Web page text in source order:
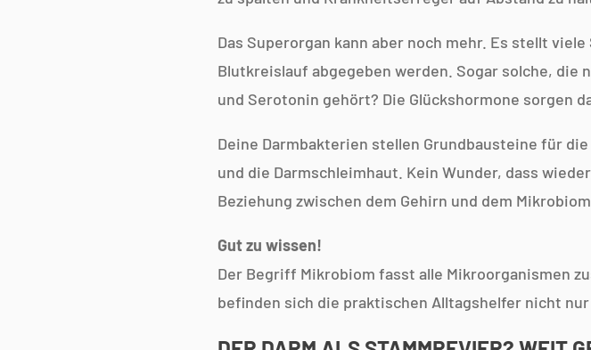
Das Superorgan kann aber noch mehr. Es stellt
Blutkreislauf abgegeben werden. Sogar solche, die
und Serotonin gehört? Die Glückshormone sorgen
Deine Darmbakterien stellen Grundbausteine für
und die Darmschleimhaut. Kein Wunder, dass
Beziehung zwischen dem Gehirn und dem
Gut zu wissen!
Der Begriff Mikrobiom fasst alle Mikroorganismen
befinden sich die praktischen Alltagshelfer nicht nur